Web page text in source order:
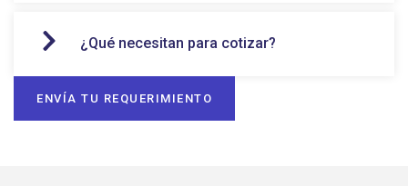
¿Qué necesitan para cotizar?
ENVÍA TU REQUERIMIENTO